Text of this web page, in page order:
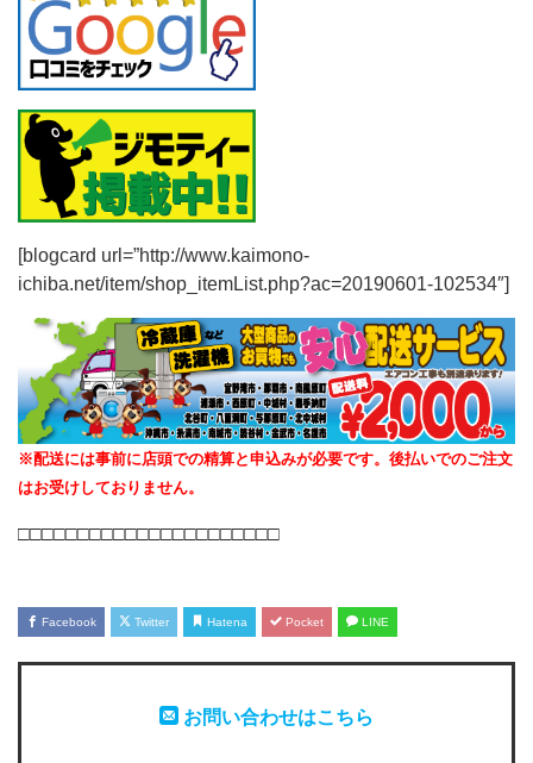
[blogcard url=”http://www.kaimono-
ichiba.net/item/shop_itemList.php?ac=20190601-102534″]
※配送には事前に店頭での精算と申込みが必要です。後払いでのご注文
はお受けしておりません。
□□□□□□□□□□□□□□□□□□□□□□
Facebook Twitter Hatena Pocket LINE
お問い合わせはこちら